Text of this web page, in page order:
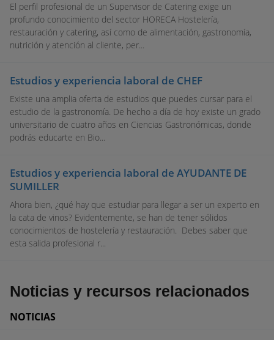
El perfil profesional de un Supervisor de Catering exige un
profundo conocimiento del sector HORECA Hostelería,
restauración y catering, así como de alimentación, gastronomía,
nutrición y atención al cliente, per...
Estudios y experiencia laboral de CHEF
Existe una amplia oferta de estudios que puedes cursar para el
estudio de la gastronomía. De hecho a día de hoy existe un grado
universitario de cuatro años en Ciencias Gastronómicas, donde
podrás educarte en Bio...
Estudios y experiencia laboral de AYUDANTE DE
SUMILLER
Ahora bien, ¿qué hay que estudiar para llegar a ser un experto en
la cata de vinos? Evidentemente, se han de tener sólidos
conocimientos de hostelería y restauración. Debes saber que
esta salida profesional r...
Noticias y recursos relacionados
NOTICIAS